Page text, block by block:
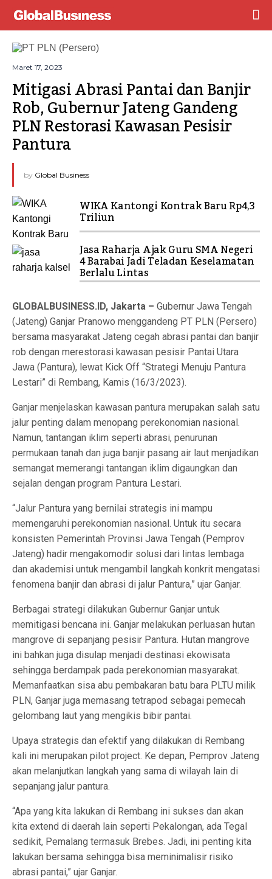
Maret 17, 2023
Mitigasi Abrasi Pantai dan Banjir
Rob, Gubernur Jateng Gandeng
PLN Restorasi Kawasan Pesisir
Pantura
by Global Business
WIKA Kantongi Kontrak Baru Rp4,3
Triliun
Jasa Raharja Ajak Guru SMA Negeri
4 Barabai Jadi Teladan Keselamatan
Berlalu Lintas
GLOBALBUSINESS.ID, Jakarta – Gubernur Jawa Tengah
(Jateng) Ganjar Pranowo menggandeng PT PLN (Persero)
bersama masyarakat Jateng cegah abrasi pantai dan banjir
rob dengan merestorasi kawasan pesisir Pantai Utara
Jawa (Pantura), lewat Kick Off “Strategi Menuju Pantura
Lestari” di Rembang, Kamis (16/3/2023).
Ganjar menjelaskan kawasan pantura merupakan salah satu
jalur penting dalam menopang perekonomian nasional.
Namun, tantangan iklim seperti abrasi, penurunan
permukaan tanah dan juga banjir pasang air laut menjadikan
semangat memerangi tantangan iklim digaungkan dan
sejalan dengan program Pantura Lestari.
“Jalur Pantura yang bernilai strategis ini mampu
memengaruhi perekonomian nasional. Untuk itu secara
konsisten Pemerintah Provinsi Jawa Tengah (Pemprov
Jateng) hadir mengakomodir solusi dari lintas lembaga
dan akademisi untuk mengambil langkah konkrit mengatasi
fenomena banjir dan abrasi di jalur Pantura,” ujar Ganjar.
Berbagai strategi dilakukan Gubernur Ganjar untuk
memitigasi bencana ini. Ganjar melakukan perluasan hutan
mangrove di sepanjang pesisir Pantura. Hutan mangrove
ini bahkan juga disulap menjadi destinasi ekowisata
sehingga berdampak pada perekonomian masyarakat.
Memanfaatkan sisa abu pembakaran batu bara PLTU milik
PLN, Ganjar juga memasang tetrapod sebagai pemecah
gelombang laut yang mengikis bibir pantai.
Upaya strategis dan efektif yang dilakukan di Rembang
kali ini merupakan pilot project. Ke depan, Pemprov Jateng
akan melanjutkan langkah yang sama di wilayah lain di
sepanjang jalur pantura.
“Apa yang kita lakukan di Rembang ini sukses dan akan
kita extend di daerah lain seperti Pekalongan, ada Tegal
sedikit, Pemalang termasuk Brebes. Jadi, ini penting kita
lakukan bersama sehingga bisa meminimalisir risiko
abrasi pantai,” ujar Ganjar.